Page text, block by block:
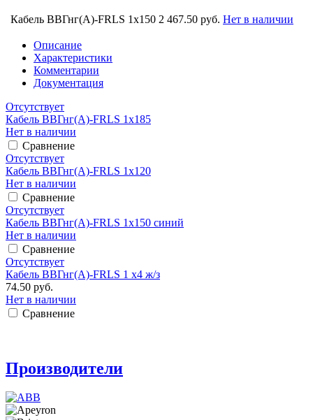
Кабель ВВГнг(А)-FRLS 1х150 2 467.50 руб. Нет в наличии
Описание
Характеристики
Комментарии
Документация
Отсутствует
Кабель ВВГнг(А)-FRLS 1х185
Нет в наличии
Сравнение
Отсутствует
Кабель ВВГнг(А)-FRLS 1х120
Нет в наличии
Сравнение
Отсутствует
Кабель ВВГнг(А)-FRLS 1х150 синий
Нет в наличии
Сравнение
Отсутствует
Кабель ВВГнг(А)-FRLS 1 х4 ж/з
74.50 руб.
Нет в наличии
Сравнение
Производители